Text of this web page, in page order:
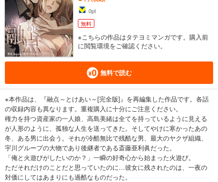
0pt
無料
※こちらの作品はタテヨミマンガです。購入前
に閲覧環境をご確認ください。
無料で読む
※本作品は、『融点～とけあい～[完全版]』を再編集した作品です。各話
の収録内容も異なります。重複購入に十分にご注意ください。
権力を持つ資産家の一人娘、高島美緒は全てを持っているように見える
が人形のように、孤独な人生を送ってきた。そしてやけに寒かったあの
冬、ある男に出会う。それが冷酷無比で残酷な男、最大のヤクザ組織、
宇川グループの大物であり後継者である斎藤亜利眞だった。
「俺と火遊びがしたいのか？」一瞬の好奇心から始まった火遊び。
ただそれだけのことだと思っていたのに…彼女に残されたのは、一夜の
対価にしてはあまりにも過酷なものだった。